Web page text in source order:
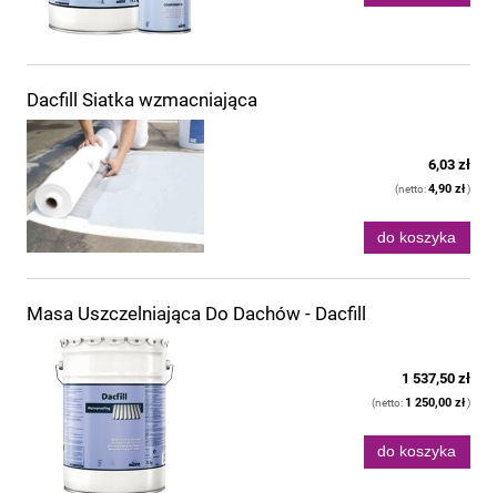
Dacfill Siatka wzmacniająca
6,03 zł
(netto:4,90 zł)
do koszyka
Masa Uszczelniająca Do Dachów - Dacfill
1 537,50 zł
(netto:1 250,00 zł)
do koszyka